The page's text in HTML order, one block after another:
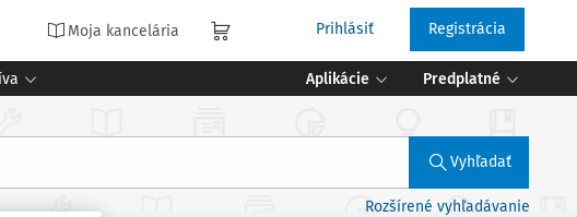
Moja kancelária Prihlásiť Registrácia
Aplikácie Predplatné
Vyhľadať
Rozšírené vyhľadávanie